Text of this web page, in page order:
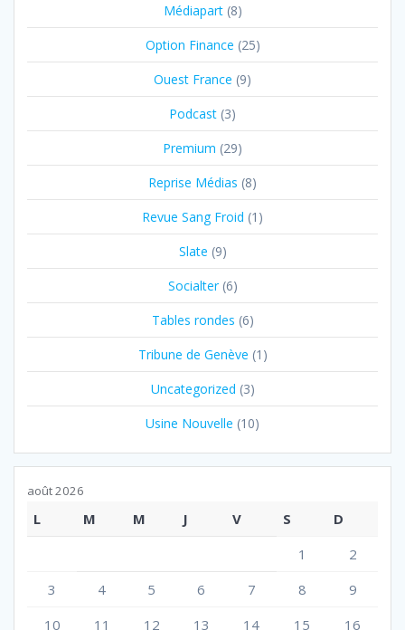
Médiapart(8)
Option Finance (25)
Ouest France (9)
Podcast (3)
Premium (29)
Reprise Médias (8)
Revue Sang Froid (1)
Slate (9)
Socialter(6)
Tables rondes (6)
Tribune de Genève (1)
Uncategorized (3)
Usine Nouvelle (10)
août 2026
L M M J V S
D
1
2
3
4 5 6 7 8
9
10
11 12 13 14 15 16